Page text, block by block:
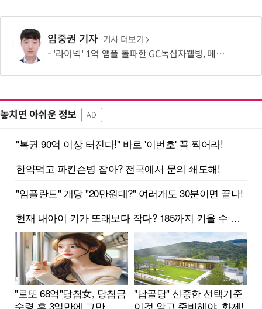
임중권 기자 기사 더보기
'라이넥' 1억 앰플 돌파한 GC녹십자웰빙, 메디컬 에스테틱 확장
놓치면 아쉬운 정보 AD